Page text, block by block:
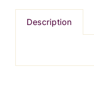
Description